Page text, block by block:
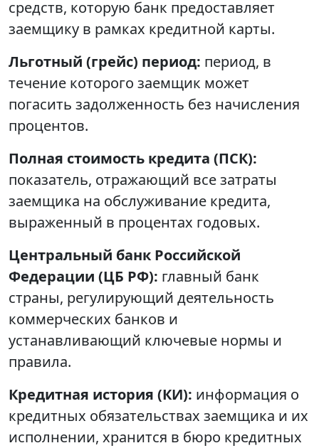
средств, которую банк предоставляет
заемщику в рамках кредитной карты.
Льготный (грейс) период: период, в
течение которого заемщик может
погасить задолженность без начисления
процентов.
Полная стоимость кредита (ПСК):
показатель, отражающий все затраты
заемщика на обслуживание кредита,
выраженный в процентах годовых.
Центральный банк Российской
Федерации (ЦБ РФ): главный банк
страны, регулирующий деятельность
коммерческих банков и
устанавливающий ключевые нормы и
правила.
Кредитная история (КИ): информация о
кредитных обязательствах заемщика и их
исполнении, хранится в бюро кредитных